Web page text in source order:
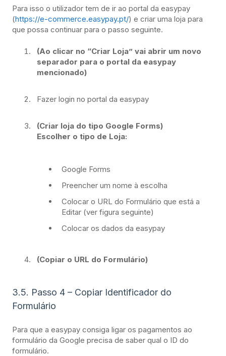
Para isso o utilizador tem de ir ao portal da easypay
(https://e-commerce.easypay.pt/) e criar uma loja para
que possa continuar para o passo seguinte.
(Ao clicar no “Criar Loja” vai abrir um novo
separador para o portal da easypay
mencionado)
Fazer login no portal da easypay
(Criar loja do tipo Google Forms)
Escolher o tipo de Loja:
Google Forms
Preencher um nome à escolha
Colocar o URL do Formulário que está a
Editar (ver figura seguinte)
Colocar os dados da easypay
(Copiar o URL do Formulário)
3.5. Passo 4 – Copiar Identificador do
Formulário
Para que a easypay consiga ligar os pagamentos ao
formulário da Google precisa de saber qual o ID do
formulário.